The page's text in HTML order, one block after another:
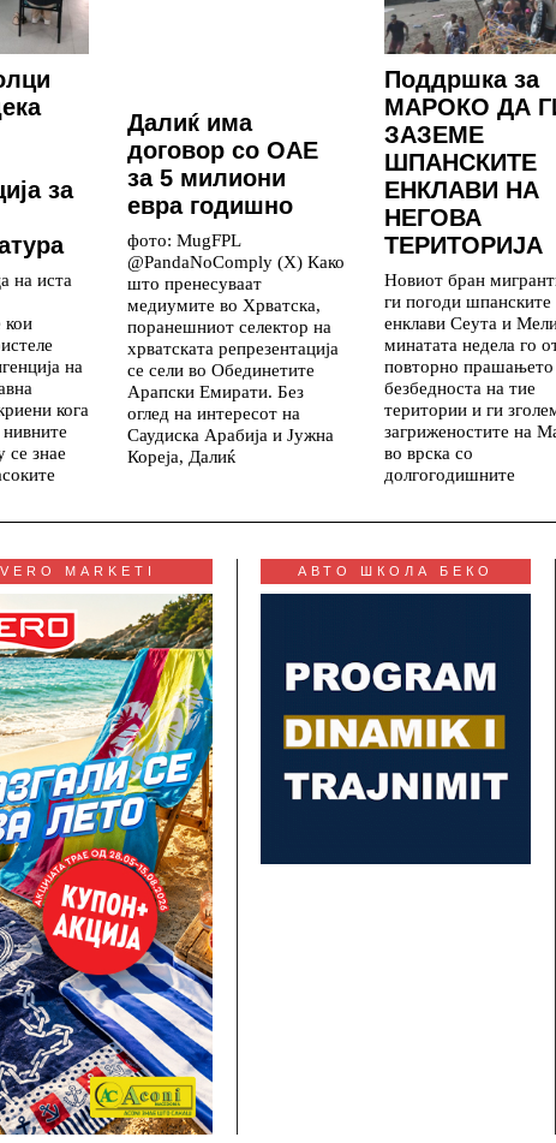
за
на иста
кои
на
кога
се знае
Далиќ има
договор со ОАЕ
за 5 милиони
евра годишно
фото: MugFPL
@PandaNoComply (X) Како
што пренесуваат
медиумите во Хрватска,
поранешниот селектор на
хрватската репрезентација
се сели во Обединетите
Арапски Емирати. Без
оглед на интересот на
Саудиска Арабија и Јужна
Кореја, Далиќ
Поддршка за
МАРОКО ДА
ЗАЗЕМЕ
ШПАНСКИТЕ
ЕНКЛАВИ НА
НЕГОВА
ТЕРИТОРИЈА
Новиот бран
ги погоди шпанските
енклави Сеута и
минатата недела го
повторно прашањето
безбедноста на тие
територии и ги
загриженостите на
во врска со
долгогодишните
VERO MARKETI АВТО ШКОЛА БЕКО